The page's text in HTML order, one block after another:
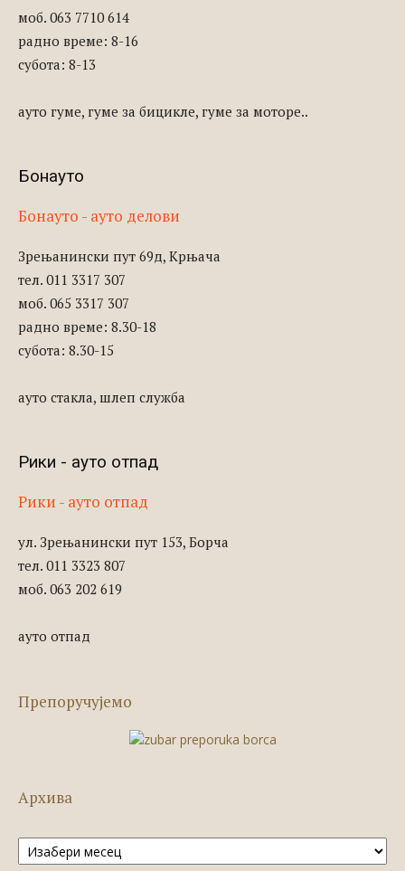
моб. 063 7710 614
радно време: 8-16
субота: 8-13
ауто гуме, гуме за бицикле, гуме за моторе..
Бонауто
Бонауто - ауто делови
Зрењанински пут 69д, Kрњача
тел. 011 3317 307
моб. 065 3317 307
радно време: 8.30-18
субота: 8.30-15
ауто стакла, шлеп служба
Рики - ауто отпад
Рики - ауто отпад
ул. Зрењанински пут 153, Борча
тел. 011 3323 807
моб. 063 202 619
ауто отпад
Препоручујемо
Архива
Архива